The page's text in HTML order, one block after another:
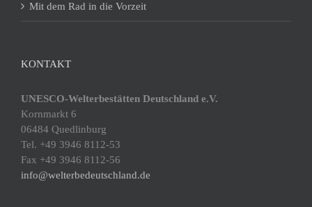
Mit dem Rad in die Vorzeit
KONTAKT
UNESCO-Welterbestätten Deutschland e.V.
Kornmarkt 6
06484 Quedlinburg
Tel. +49 3946 8112-53
Fax +49 3946 8112-56
info@welterbedeutschland.de